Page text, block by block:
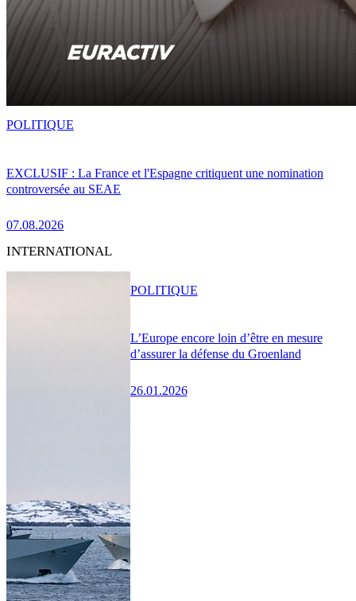
EXCLUSIF : La France et l'Espagne critiquent une nomination
controversée au SEAE
07.08.2026
POLITIQUE
INTERNATIONAL
L’Europe encore loin d’être en mesure
d’assurer la défense du Groenland
26.01.2026
POLITIQUE